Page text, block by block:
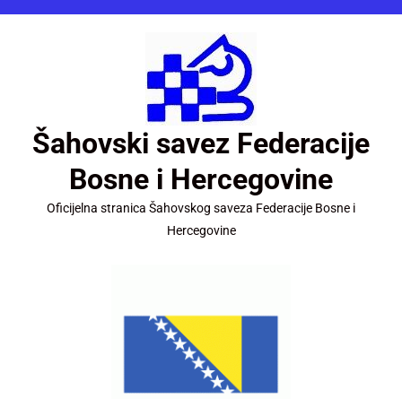
Šahovski savez Federacije
Bosne i Hercegovine
Oficijelna stranica Šahovskog saveza Federacije Bosne i
Hercegovine